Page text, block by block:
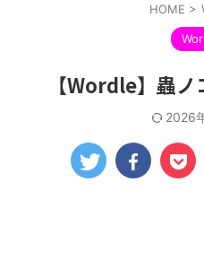
HOME >
【Wordle】蟲ノ
2026